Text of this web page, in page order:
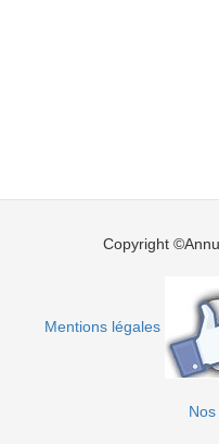
Copyright
Mentions légales